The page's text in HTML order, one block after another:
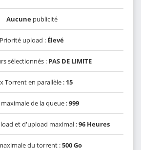
Aucunepublicité
Priorité upload : Élevé
sélectionnés : PAS DE LIMITE
Torrent en parallèle : 15
maximale de la queue :999
et d'upload maximal :96 Heures
du torrent :500 Go